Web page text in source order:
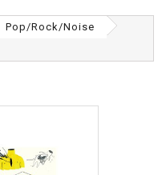
Pop/Rock/Noise